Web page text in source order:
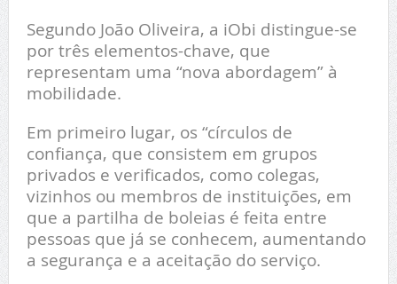
Segundo João Oliveira, a iObi distingue-se
por três elementos-chave, que
representam uma “nova abordagem” à
mobilidade.
Em primeiro lugar, os “círculos de
confiança, que consistem em grupos
privados e verificados, como colegas,
vizinhos ou membros de instituições, em
que a partilha de boleias é feita entre
pessoas que já se conhecem, aumentando
a segurança e a aceitação do serviço.